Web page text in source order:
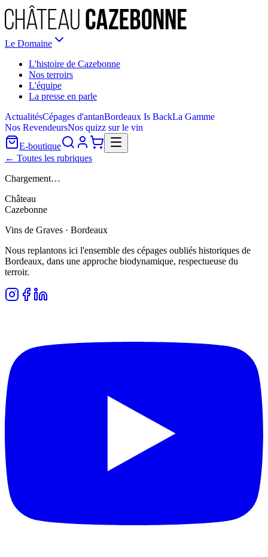
Le Domaine
L'histoire de Cazebonne
Nos terroirs
L'équipe
La presse en parle
ActualitésCépages d'antanBordeaux Is BackLa Gamme
Nos RevendeursNos quizz sur le vin
E-boutique
← Toutes les rubriques
Chargement…
Château
Cazebonne
Vins de Graves · Bordeaux
Nous replantons ici l'ensemble des cépages oubliés historiques de
Bordeaux, dans une approche biodynamique, respectueuse du
terroir.